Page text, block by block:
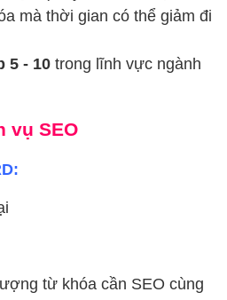
mà thời gian có thể giảm đi
5 - 10 trong lĩnh vực ngành
vụ SEO
từ khóa cần SEO cùng